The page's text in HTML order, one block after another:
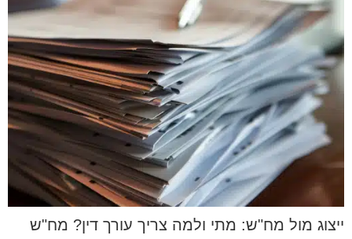
ייצוג מול מח"ש: מתי ולמה צריך עורך דין? מח"ש